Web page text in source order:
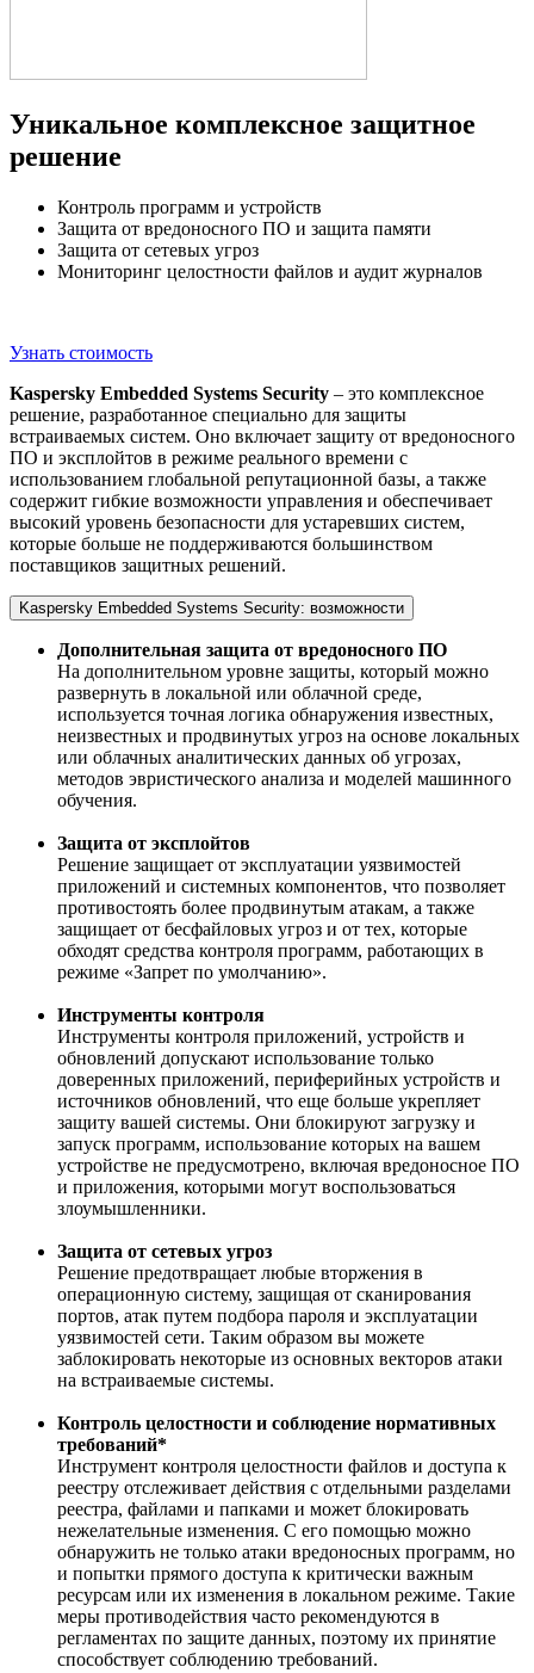
Уникальное комплексное защитное
решение
Контроль программ и устройств
Защита от вредоносного ПО и защита памяти
Защита от сетевых угроз
Мониторинг целостности файлов и аудит журналов
Узнать стоимость
Kaspersky Embedded Systems Security – это комплексное
решение, разработанное специально для защиты
встраиваемых систем. Оно включает защиту от вредоносного
ПО и эксплойтов в режиме реального времени с
использованием глобальной репутационной базы, а также
содержит гибкие возможности управления и обеспечивает
высокий уровень безопасности для устаревших систем,
которые больше не поддерживаются большинством
поставщиков защитных решений.
Kaspersky Embedded Systems Security: возможности
Дополнительная защита от вредоносного ПО
На дополнительном уровне защиты, который можно
развернуть в локальной или облачной среде,
используется точная логика обнаружения известных,
неизвестных и продвинутых угроз на основе локальных
или облачных аналитических данных об угрозах,
методов эвристического анализа и моделей машинного
обучения.
Защита от эксплойтов
Решение защищает от эксплуатации уязвимостей
приложений и системных компонентов, что позволяет
противостоять более продвинутым атакам, а также
защищает от бесфайловых угроз и от тех, которые
обходят средства контроля программ, работающих в
режиме «Запрет по умолчанию».
Инструменты контроля
Инструменты контроля приложений, устройств и
обновлений допускают использование только
доверенных приложений, периферийных устройств и
источников обновлений, что еще больше укрепляет
защиту вашей системы. Они блокируют загрузку и
запуск программ, использование которых на вашем
устройстве не предусмотрено, включая вредоносное ПО
и приложения, которыми могут воспользоваться
злоумышленники.
Защита от сетевых угроз
Решение предотвращает любые вторжения в
операционную систему, защищая от сканирования
портов, атак путем подбора пароля и эксплуатации
уязвимостей сети. Таким образом вы можете
заблокировать некоторые из основных векторов атаки
на встраиваемые системы.
Контроль целостности и соблюдение нормативных
требований*
Инструмент контроля целостности файлов и доступа к
реестру отслеживает действия с отдельными разделами
реестра, файлами и папками и может блокировать
нежелательные изменения. С его помощью можно
обнаружить не только атаки вредоносных программ, но
и попытки прямого доступа к критически важным
ресурсам или их изменения в локальном режиме. Такие
меры противодействия часто рекомендуются в
регламентах по защите данных, поэтому их принятие
способствует соблюдению требований.